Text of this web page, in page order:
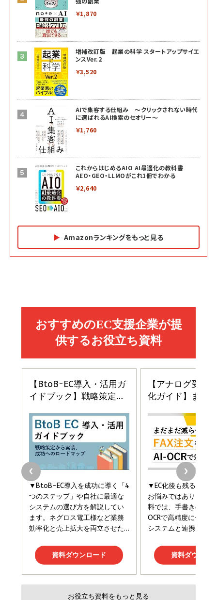
￥1,870
増補改訂版 起業の科学 スタートアップサイエ
ンスVer.2
￥3,520
AIで集客する仕組み ～クリックされない時代
に選ばれるAI検索のセオリー～
￥1,760
これからはじめるAIO AI最適化の教科書
AEO・GEO・LLMOがこれ1冊でわかる
￥2,640
Amazonランキングをもっと見る
副業
￥1,870
小さな会社は戦略が9割
ドリルを売るには穴を売れ
￥1,815
Brand Shift(ブランド・シフト): 「信頼」で選ばれ
る時代の成長戦略
￥2,420
マーケティングの真実 P&G・グリコで学んだ失敗
と成長の法則
￥2,200
Amazonランキングをもっと見る
カラダ2026／宮舘涼太]
￥880
anan(アンアン)2026/06/24号 No.2500増刊
スペシャルエディション[王道エンタメの矜持／
￥1,100
anan(アンアン)2026/07/08号 No.2502[2026
年後半、あなたの恋と運命／山田涼介]
￥880
ママ投資家が育休中に１億貯めた株式投資
￥1,870
組織の成果を最大化する ルールのデザイン
￥1,980
Amazonランキングをもっと見る
イシューからはじめよ［改訂版］――知的生産の「シンプ
ルな本質」
￥2,200
経営メモ 16年の起業家人生で得た知見
￥2,750
影響力の武器［新版］：人を動かす七つの原理
￥3,190
フィードバック経営 「沈黙の組織」から「高め合う
組織」へ
Amazonランキングをもっと見る